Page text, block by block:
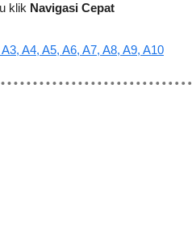
klik Navigasi Cepat
A4, A5, A6, A7, A8, A9, A10